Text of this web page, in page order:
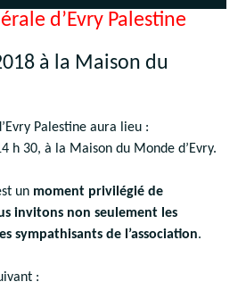
d’Evry Palestine
à la Maison du
Palestine aura lieu :
h 30, à la Maison du Monde d’Evry.
un moment privilégié de
invitons non seulement les
sympathisants de l’association.
: